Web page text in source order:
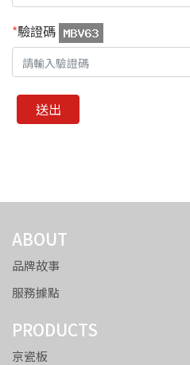
*驗證碼
送出
ABOUT
品牌故事
服務據點
PRODUCTS
京瓷板